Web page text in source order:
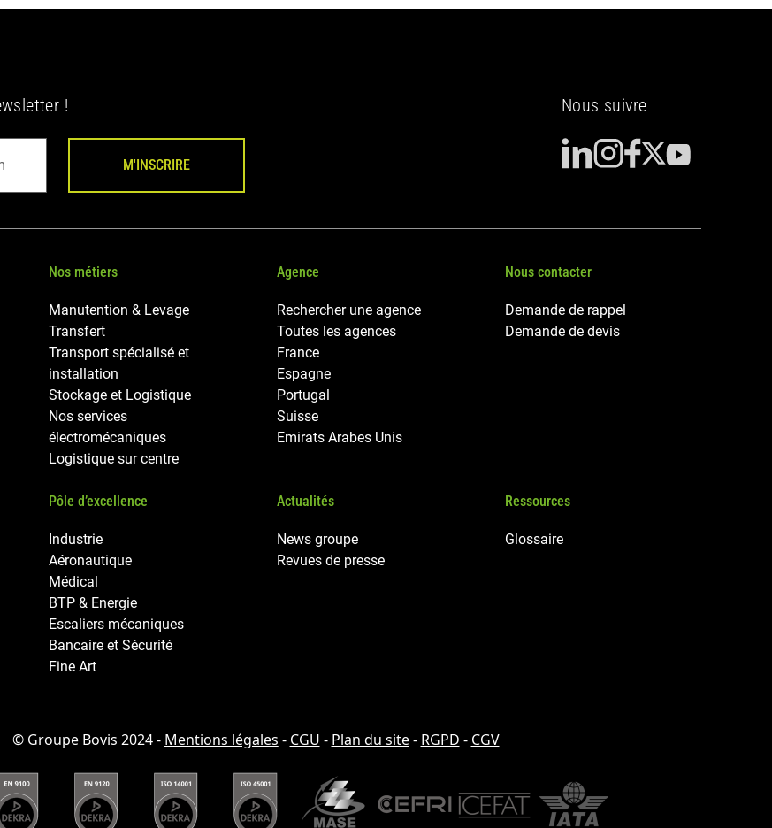
!
M'INSCRIRE
Nous suivre
Nos métiers
Manutention & Levage
Transfert
Transport spécialisé et
installation
Stockage et Logistique
Nos services
électromécaniques
Logistique sur centre
Agence
Rechercher une agence
Toutes les agences
France
Espagne
Portugal
Suisse
Emirats Arabes Unis
Nous contacter
Demande de rappel
Demande de devis
Pôle d’excellence
Industrie
Aéronautique
Médical
BTP & Energie
Escaliers mécaniques
Bancaire et Sécurité
Fine Art
Actualités
News groupe
Revues de presse
Ressources
Glossaire
© Groupe Bovis 2024 - Mentions légales - CGU - Plan du site- RGPD - CGV